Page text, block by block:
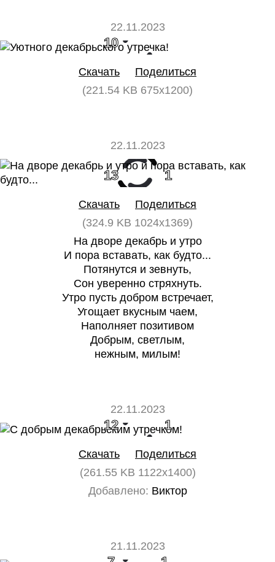
22.11.2023
10 0
Скачать
Поделиться
(221.54 KB 675x1200)
22.11.2023
13 1
Скачать
Поделиться
(324.9 KB 1024x1369)
На дворе декабрь и утро
И пора вставать, как будто...
Потянутся и зевнуть,
Сон уверенно стряхнуть.
Утро пусть добром встречает,
Угощает вкусным чаем,
Наполняет позитивом
Добрым, светлым,
нежным, милым!
22.11.2023
12 1
Скачать
Поделиться
(261.55 KB 1122x1400)
Добавлено: Виктор
21.11.2023